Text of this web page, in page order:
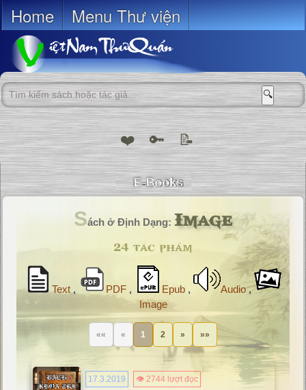
Home Menu Thư viện
🔍
❤️ 🔑 📝
Sách ở Định Dạng: Image
24 tác phẩm
Text , PDF , Epub , Audio,
Image
«« « 1 2 » »»
17.3.2019 👁 2744 lượt đọc